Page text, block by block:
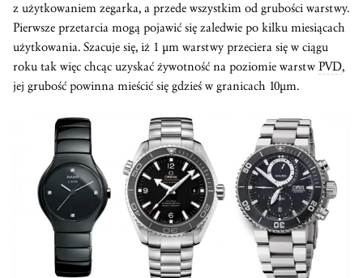
z użytkowaniem zegarka, a przede wszystkim od grubości warstwy.
Pierwsze przetarcia mogą pojawić się zaledwie po kilku miesiącach
użytkowania. Szacuje się, iż 1 µm warstwy przeciera się w ciągu
roku tak więc chcąc uzyskać żywotność na poziomie warstw PVD,
jej grubość powinna mieścić się gdzieś w granicach 10µm.